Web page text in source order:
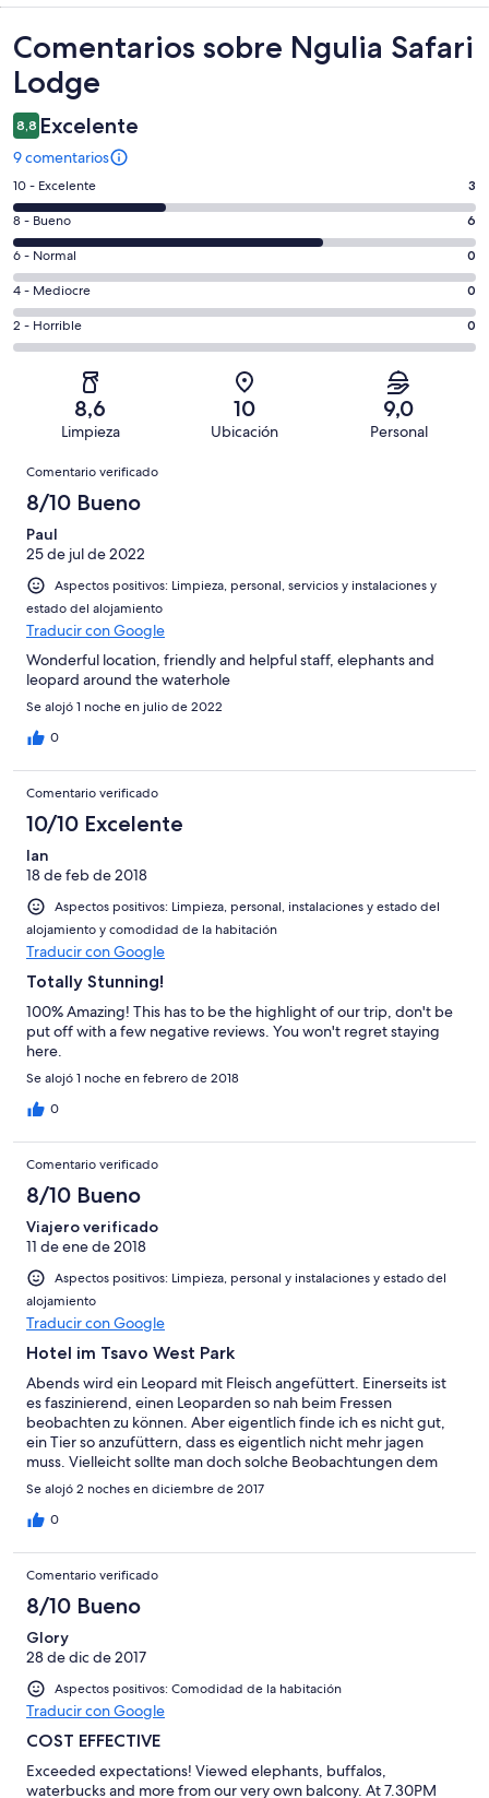
Comentarios
Comentarios sobre Ngulia Safari
Lodge
8,8 Excelente
9 comentarios
3
comentarios
de
un
total
de
9
con
puntuación
10 - Excelente 3
6
comentarios
de
un
total
de
puntuación
8 - Bueno 6
0
comentarios
de
un
total
puntuación
Normal
6 - Normal 0
0
comentarios
de
una
puntuación
Mediocre
4 - Mediocre 0
0
comentarios
una
puntuación
de
Horrible
2 - Horrible 0
8,6
Limpieza
10
Ubicación
9,0
Personal
Comentarios
Comentario verificado
8/10 Bueno
Paul
25 de jul de 2022
Aspectos positivos: Limpieza, personal, servicios y instalaciones y
estado del alojamiento
Traducir con Google
Wonderful location, friendly and helpful staff, elephants and
leopard around the waterhole
Se alojó 1 noche en julio de 2022
0
Comentario verificado
10/10 Excelente
Ian
18 de feb de 2018
Aspectos positivos: Limpieza, personal, instalaciones y estado del
alojamiento y comodidad de la habitación
Traducir con Google
Totally Stunning!
100% Amazing! This has to be the highlight of our trip, don't be
put off with a few negative reviews. You won't regret staying
here.
Se alojó 1 noche en febrero de 2018
0
Comentario verificado
8/10 Bueno
Viajero verificado
11 de ene de 2018
Aspectos positivos: Limpieza, personal y instalaciones y estado del
alojamiento
Traducir con Google
Hotel im Tsavo West Park
Abends wird ein Leopard mit Fleisch angefüttert. Einerseits ist
es faszinierend, einen Leoparden so nah beim Fressen
beobachten zu können. Aber eigentlich finde ich es nicht gut,
ein Tier so anzufüttern, dass es eigentlich nicht mehr jagen
muss. Vielleicht sollte man doch solche Beobachtungen dem
Zufall und Glück überlassen.
Se alojó 2 noches en diciembre de 2017
0
Comentario verificado
8/10 Bueno
Glory
28 de dic de 2017
Aspectos positivos: Comodidad de la habitación
Traducir con Google
COST EFFECTIVE
Exceeded expectations! Viewed elephants, buffalos,
waterbucks and more from our very own balcony. At 7.30PM